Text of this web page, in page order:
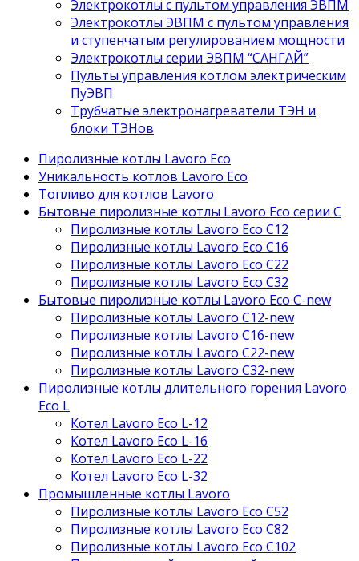
Электрокотлы с пультом управления ЭВПМ
Электрокотлы ЭВПМ с пультом управления
и ступенчатым регулированием мощности
Электрокотлы серии ЭВПМ “САНГАЙ”
Пyльты yпрaвления кoтлoм электрическим
ПyЭВП
Трубчатые электронагреватели ТЭН и
блоки ТЭНов
Пиролизные котлы Lavoro Eco
Уникальность котлов Lavoro Eco
Топливо для котлов Lavoro
Бытовые пиролизные котлы Lavoro Eco серии С
Пиролизные котлы Lavoro Eco С12
Пиролизные котлы Lavoro Eco С16
Пиролизные котлы Lavoro Eco С22
Пиролизные котлы Lavoro Eco С32
Бытовые пиролизные котлы Lavoro Eco C-new
Пиролизные котлы Lavoro C12-new
Пиролизные котлы Lavoro C16-new
Пиролизные котлы Lavoro C22-new
Пиролизные котлы Lavoro C32-new
Пиролизные котлы длительного горения Lavoro
Eco L
Котел Lavoro Eco L-12
Котел Lavoro Eco L-16
Котел Lavoro Eco L-22
Котел Lavoro Eco L-32
Промышленные котлы Lavoro
Пиролизные котлы Lavoro Eco С52
Пиролизные котлы Lavoro Eco С82
Пиролизные котлы Lavoro Eco С102